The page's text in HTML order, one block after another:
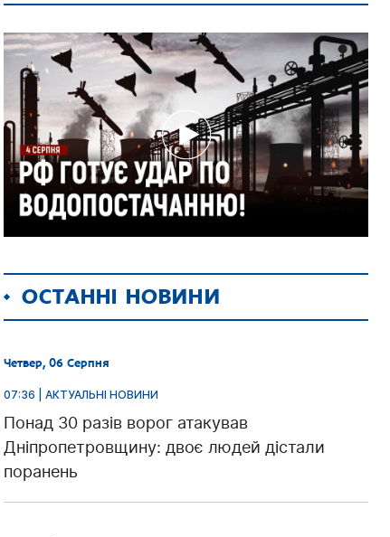
ОСТАННІ НОВИНИ
Четвер, 06 Серпня
07:36 | АКТУАЛЬНІ НОВИНИ
Понад 30 разів ворог атакував
Дніпропетровщину: двоє людей дістали
поранень